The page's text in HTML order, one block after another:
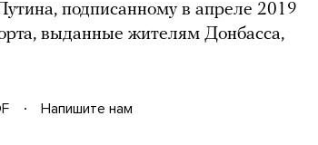
подписанному в апреле 2019
выданные жителям Донбасса,
Напишите нам